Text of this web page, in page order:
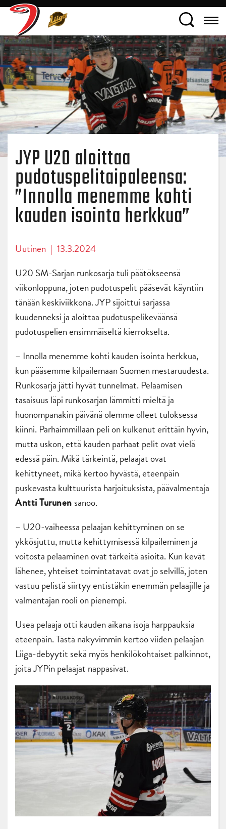
JYP U20 aloittaa
pudotuspelitaipaleensa:
”Innolla menemme kohti
kauden isointa herkkua”
Uutinen | 13.3.2024
U20 SM-Sarjan runkosarja tuli päätökseensä
viikonloppuna, joten pudotuspelit pääsevät käyntiin
tänään keskiviikkona. JYP sijoittui sarjassa
kuudenneksi ja aloittaa pudotuspelikeväänsä
pudotuspelien ensimmäiseltä kierrokselta.
– Innolla menemme kohti kauden isointa herkkua,
kun pääsemme kilpailemaan Suomen mestaruudesta.
Runkosarja jätti hyvät tunnelmat. Pelaamisen
tasaisuus läpi runkosarjan lämmitti mieltä ja
huonompanakin päivänä olemme olleet tuloksessa
kiinni. Parhaimmillaan peli on kulkenut erittäin hyvin,
mutta uskon, että kauden parhaat pelit ovat vielä
edessä päin. Mikä tärkeintä, pelaajat ovat
kehittyneet, mikä kertoo hyvästä, eteenpäin
puskevasta kulttuurista harjoituksista, päävalmentaja
Antti Turunen sanoo.
– U20-vaiheessa pelaajan kehittyminen on se
ykkösjuttu, mutta kehittymisessä kilpaileminen ja
voitosta pelaaminen ovat tärkeitä asioita. Kun kevät
lähenee, yhteiset toimintatavat ovat jo selvillä, joten
vastuu pelistä siirtyy entistäkin enemmän pelaajille ja
valmentajan rooli on pienempi.
Usea pelaaja otti kauden aikana isoja harppauksia
eteenpäin. Tästä näkyvimmin kertoo viiden pelaajan
Liiga-debyytit sekä myös henkilökohtaiset palkinnot,
joita JYPin pelaajat nappasivat.